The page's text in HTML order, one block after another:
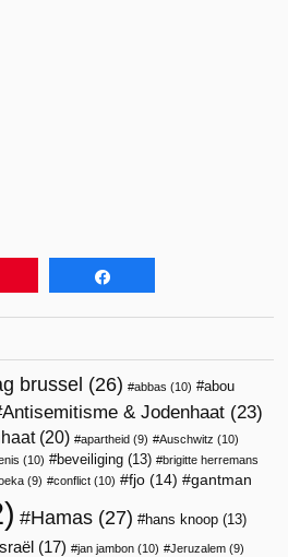
brussel (26) abbas (10)
abou
Antisemitisme & Jodenhaat (23)
(20) apartheid (9) Auschwitz (10)
(10) beveiliging (13)
brigitte herremans
(9) conflict (10) fjo (14) gantman
Hamas (27) hans knoop (13)
(17) jan jambon (10) Jeruzalem (9)